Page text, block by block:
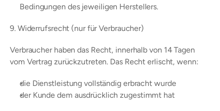
Bedingungen des jeweiligen Herstellers.
9. Widerrufsrecht (nur für Verbraucher)
Verbraucher haben das Recht, innerhalb von 14 Tagen
vom Vertrag zurückzutreten. Das Recht erlischt, wenn:
die Dienstleistung vollständig erbracht wurde
der Kunde dem ausdrücklich zugestimmt hat